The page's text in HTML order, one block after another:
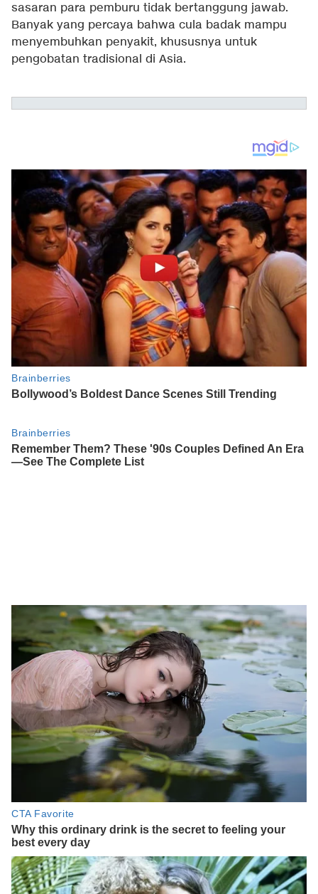
sasaran para pemburu tidak bertanggung jawab.
Banyak yang percaya bahwa cula badak mampu
menyembuhkan penyakit, khususnya untuk
pengobatan tradisional di Asia.